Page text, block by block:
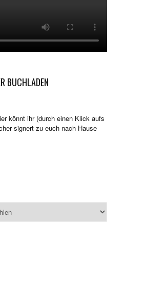
BUCHLADEN
könnt ihr (durch einen Klick aufs
signert zu euch nach Hause